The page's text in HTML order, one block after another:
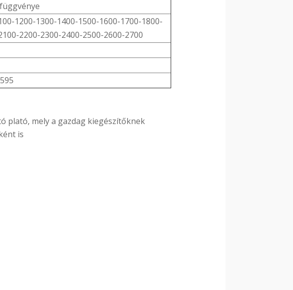
1200-1300-1400-1500-1600-1700-1800-
2200-2300-2400-2500-2600-2700
plató, mely a gazdag kiegészítőknek
is